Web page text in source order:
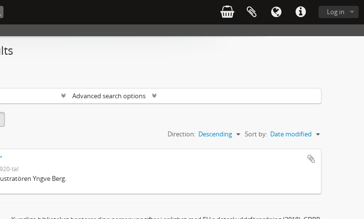
Log in
Advanced search options
Sort by: Date modified
Direction: Descending
tal
Yngve Berg.